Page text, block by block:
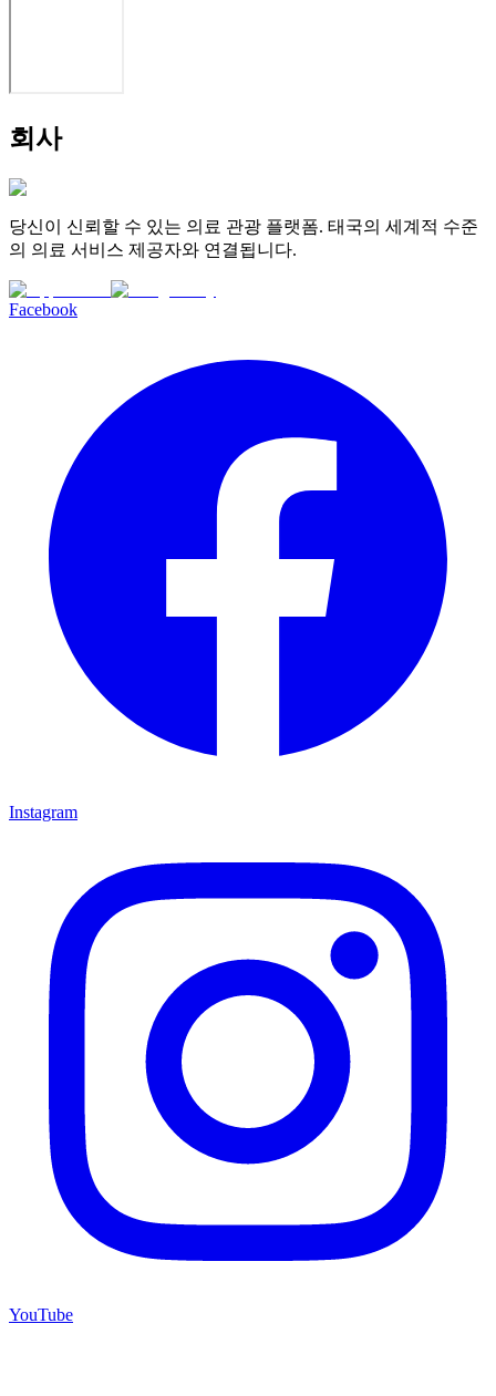
회사
당신이 신뢰할 수 있는 의료 관광 플랫폼. 태국의 세계적 수준
의 의료 서비스 제공자와 연결됩니다.
Facebook
Instagram
YouTube